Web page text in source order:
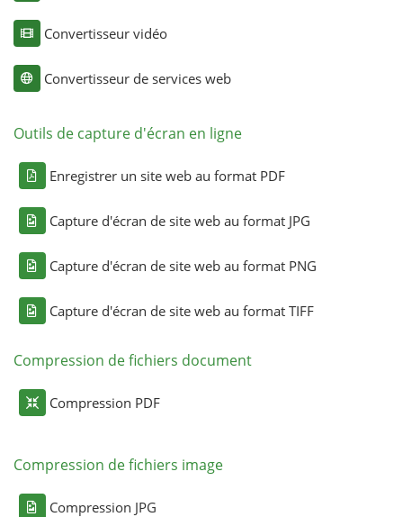
Convertisseur vidéo
Convertisseur de services web
Outils de capture d'écran en ligne
Enregistrer un site web au format PDF
Capture d'écran de site web au format JPG
Capture d'écran de site web au format PNG
Capture d'écran de site web au format TIFF
Compression de fichiers document
Compression PDF
Compression de fichiers image
Compression JPG